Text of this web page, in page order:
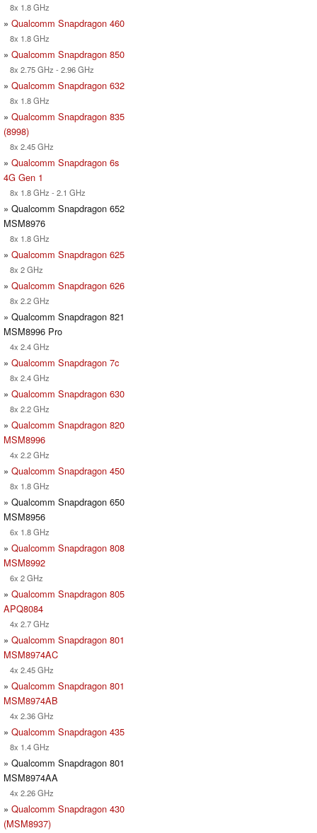
8x 1.8 GHz
» Qualcomm Snapdragon 460
8x 1.8 GHz
» Qualcomm Snapdragon 850
8x 2.75 GHz - 2.96 GHz
» Qualcomm Snapdragon 632
8x 1.8 GHz
» Qualcomm Snapdragon 835
(8998)
8x 2.45 GHz
» Qualcomm Snapdragon 6s
4G Gen 1
8x 1.8 GHz - 2.1 GHz
» Qualcomm Snapdragon 652
MSM8976
8x 1.8 GHz
» Qualcomm Snapdragon 625
8x 2 GHz
» Qualcomm Snapdragon 626
8x 2.2 GHz
» Qualcomm Snapdragon 821
MSM8996 Pro
4x 2.4 GHz
» Qualcomm Snapdragon 7c
8x 2.4 GHz
» Qualcomm Snapdragon 630
8x 2.2 GHz
» Qualcomm Snapdragon 820
MSM8996
4x 2.2 GHz
» Qualcomm Snapdragon 450
8x 1.8 GHz
» Qualcomm Snapdragon 650
MSM8956
6x 1.8 GHz
» Qualcomm Snapdragon 808
MSM8992
6x 2 GHz
» Qualcomm Snapdragon 805
APQ8084
4x 2.7 GHz
» Qualcomm Snapdragon 801
MSM8974AC
4x 2.45 GHz
» Qualcomm Snapdragon 801
MSM8974AB
4x 2.36 GHz
» Qualcomm Snapdragon 435
8x 1.4 GHz
» Qualcomm Snapdragon 801
MSM8974AA
4x 2.26 GHz
» Qualcomm Snapdragon 430
(MSM8937)